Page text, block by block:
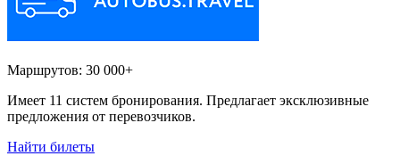
Маршрутов: 30 000+
Имеет 11 систем бронирования. Предлагает эксклюзивные
предложения от перевозчиков.
Найти билеты